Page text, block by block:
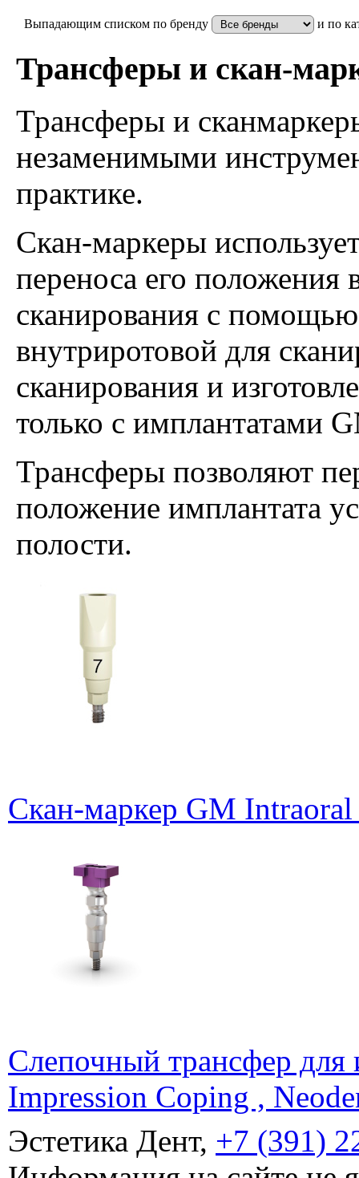
Выпадающим списком по бренду и по
Трансферы и скан-
Трансферы и
незаменимыми
практике.
Скан-маркеры
переноса его положения
сканирования с
внутриротовой для
сканирования и
только с имплантатами
Трансферы позволяют
положение имплантата
полости.
Скан-маркер GM Intraoral
Слепочный трансфер
Impression Coping ,
Эстетика Дент, +7 (391)